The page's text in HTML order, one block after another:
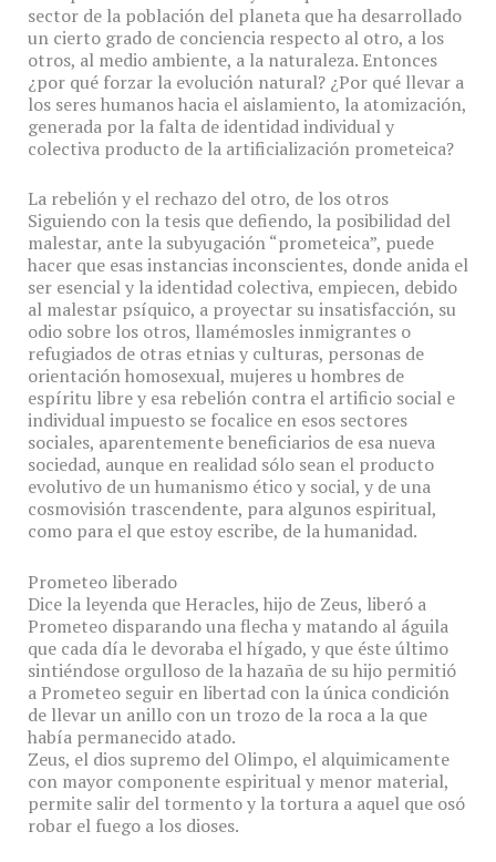
sector de la población del planeta que ha desarrollado
un cierto grado de conciencia respecto al otro, a los
otros, al medio ambiente, a la naturaleza. Entonces
¿por qué forzar la evolución natural? ¿Por qué llevar a
los seres humanos hacia el aislamiento, la atomización,
generada por la falta de identidad individual y
colectiva producto de la artificialización prometeica?
La rebelión y el rechazo del otro, de los otros
Siguiendo con la tesis que defiendo, la posibilidad del
malestar, ante la subyugación “prometeica”, puede
hacer que esas instancias inconscientes, donde anida el
ser esencial y la identidad colectiva, empiecen, debido
al malestar psíquico, a proyectar su insatisfacción, su
odio sobre los otros, llamémosles inmigrantes o
refugiados de otras etnias y culturas, personas de
orientación homosexual, mujeres u hombres de
espíritu libre y esa rebelión contra el artificio social e
individual impuesto se focalice en esos sectores
sociales, aparentemente beneficiarios de esa nueva
sociedad, aunque en realidad sólo sean el producto
evolutivo de un humanismo ético y social, y de una
cosmovisión trascendente, para algunos espiritual,
como para el que estoy escribe, de la humanidad.
Prometeo liberado
Dice la leyenda que Heracles, hijo de Zeus, liberó a
Prometeo disparando una flecha y matando al águila
que cada día le devoraba el hígado, y que éste último
sintiéndose orgulloso de la hazaña de su hijo permitió
a Prometeo seguir en libertad con la única condición
de llevar un anillo con un trozo de la roca a la que
había permanecido atado.
Zeus, el dios supremo del Olimpo, el alquimicamente
con mayor componente espiritual y menor material,
permite salir del tormento y la tortura a aquel que osó
robar el fuego a los dioses.